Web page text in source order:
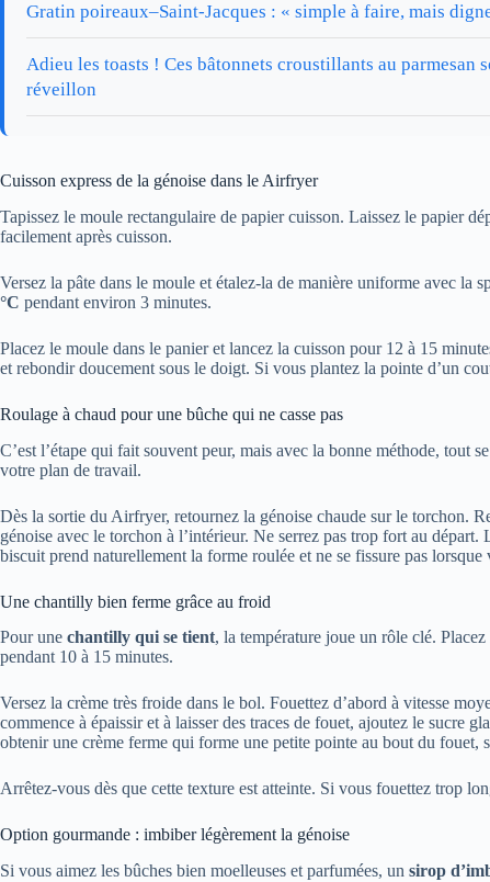
Gratin poireaux–Saint-Jacques : « simple à faire, mais
Adieu les toasts ! Ces bâtonnets croustillants au parmesan
réveillon
Cuisson express de la génoise dans le Airfryer
Tapissez le moule rectangulaire de papier cuisson. Laissez le papier
facilement après cuisson.
Versez la pâte dans le moule et étalez-la de manière uniforme avec la
°C pendant environ 3 minutes.
Placez le moule dans le panier et lancez la cuisson pour 12 à 15
et rebondir doucement sous le doigt. Si vous plantez la pointe d’un
Roulage à chaud pour une bûche qui ne casse pas
C’est l’étape qui fait souvent peur, mais avec la bonne méthode, tout
votre plan de travail.
Dès la sortie du Airfryer, retournez la génoise chaude sur le torchon.
génoise avec le torchon à l’intérieur. Ne serrez pas trop fort au
biscuit prend naturellement la forme roulée et ne se fissure pas lorsque
Une chantilly bien ferme grâce au froid
Pour une chantilly qui se tient, la température joue un rôle clé.
pendant 10 à 15 minutes.
Versez la crème très froide dans le bol. Fouettez d’abord à vitesse
commence à épaissir et à laisser des traces de fouet, ajoutez le sucre
obtenir une crème ferme qui forme une petite pointe au bout du fouet,
Arrêtez-vous dès que cette texture est atteinte. Si vous fouettez trop
Option gourmande : imbiber légèrement la génoise
Si vous aimez les bûches bien moelleuses et parfumées, un sirop